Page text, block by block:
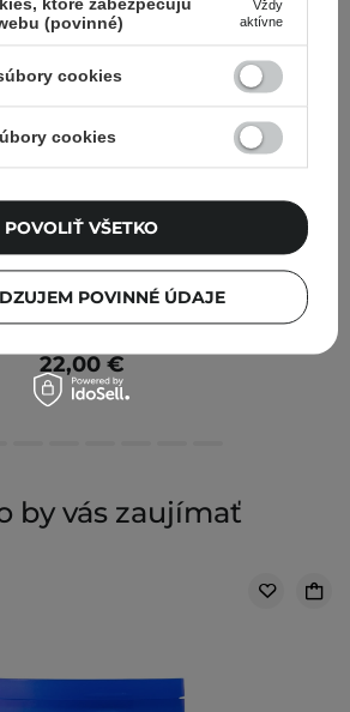
Intensive Brightening Cream -
22,00 €
by vás zaujímať
ktoré zabezpečujú
(povinné)
Vždy
aktívne
cookies
cookies
POVINNÉ ÚDAJE
POVOLIŤ VŠETKO